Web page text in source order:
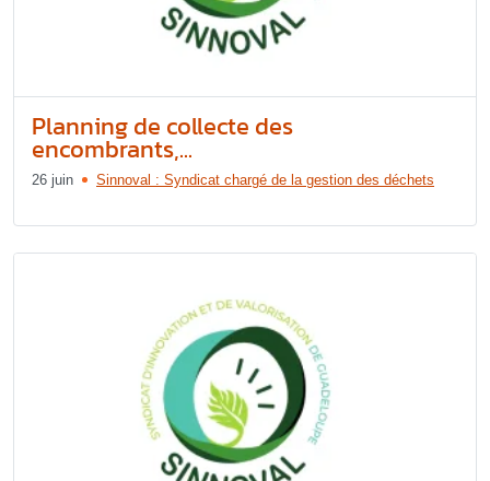
Planning de collecte des
encombrants,...
26 juin Sinnoval : Syndicat chargé de la gestion des déchets